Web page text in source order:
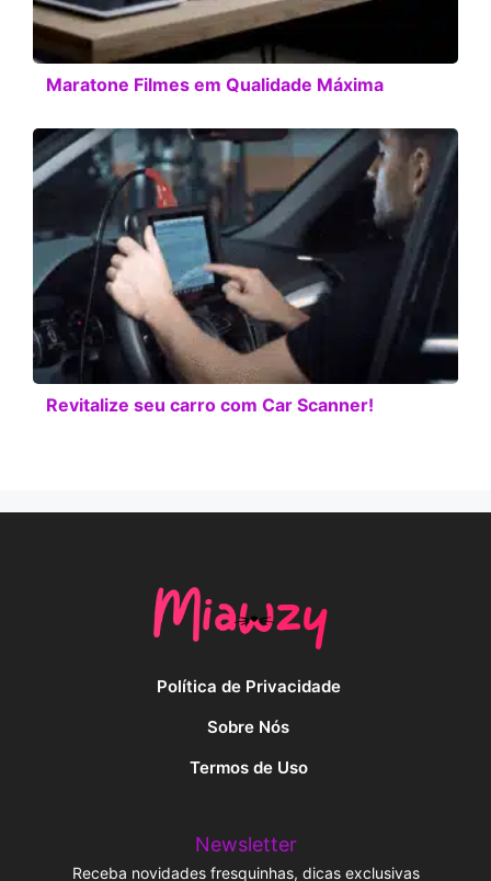
Maratone Filmes em Qualidade Máxima
Revitalize seu carro com Car Scanner!
Política de Privacidade
Sobre Nós
Termos de Uso
Newsletter
Receba novidades fresquinhas, dicas exclusivas